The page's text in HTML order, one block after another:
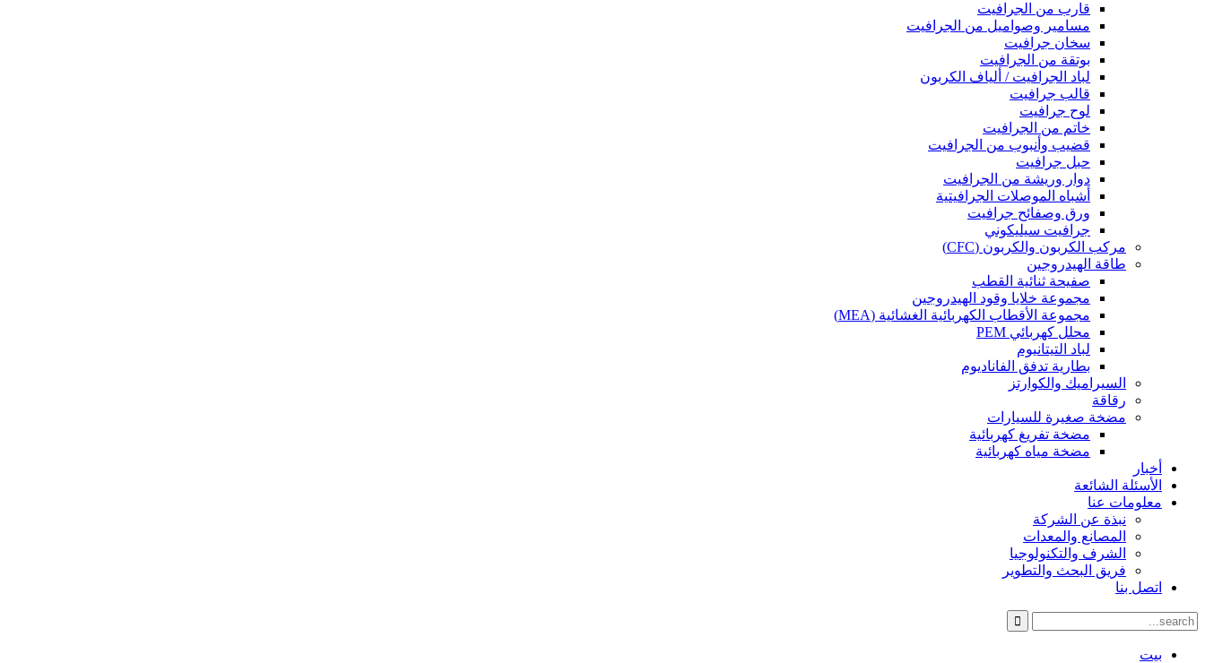
قارب من الجرافيت
مسامير وصواميل من الجرافيت
سخان جرافيت
بوتقة من الجرافيت
لباد الجرافيت / ألياف الكربون
قالب جرافيت
لوح جرافيت
خاتم من الجرافيت
قضيب وأنبوب من الجرافيت
حبل جرافيت
دوار وريشة من الجرافيت
أشباه الموصلات الجرافيتية
ورق وصفائح جرافيت
جرافيت سيليكوني
مركب الكربون والكربون (CFC)
طاقة الهيدروجين
صفيحة ثنائية القطب
مجموعة خلايا وقود الهيدروجين
مجموعة الأقطاب الكهربائية الغشائية (MEA)
محلل كهربائي PEM
لباد التيتانيوم
بطارية تدفق الفاناديوم
السيراميك والكوارتز
رقاقة
مضخة صغيرة للسيارات
مضخة تفريغ كهربائية
مضخة مياه كهربائية
أخبار
الأسئلة الشائعة
معلومات عنا
نبذة عن الشركة
المصانع والمعدات
الشرف والتكنولوجيا
فريق البحث والتطوير
اتصل بنا
بيت